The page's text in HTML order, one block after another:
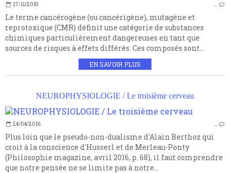
17/11/2019
Le terme cancérogène (ou cancérigène), mutagène et
reprotoxique (CMR) définit une catégorie de substances
chimiques particulièrement dangereuses en tant que
sources de risques à effets différés. Ces composés sont...
EN SAVOIR PLUS
NEUROPHYSIOLOGIE / Le troisième cerveau
24/04/2016
Plus loin que le pseudo-non-dualisme d'Alain Berthoz qui
croit à la conscience d'Husserl et de Merleau-Ponty
(Philosophie magazine, avril 2016, p. 68), il faut comprendre
que notre pensée ne se limite pas à notre...